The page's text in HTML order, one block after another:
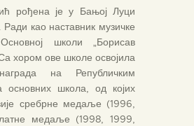
рођена је у Бањој Луци
као наставник музичке
школи „Борисав
хором ове школе освојила
на Републичким
основних школа, од којих
сребрне медаље (1996,
медаље (1998, 1999,